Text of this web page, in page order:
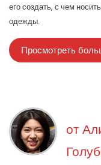
его создать, с чем
одежды.
Просмотреть
от